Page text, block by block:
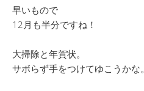
早いもので
12月も半分ですね！
大掃除と年賀状。
サボらず手をつけてゆこうかな。